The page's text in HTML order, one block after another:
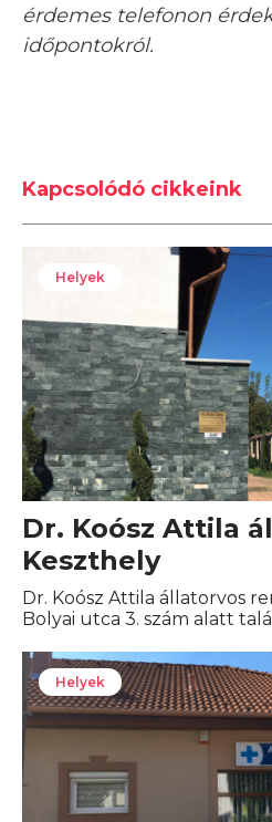
érdemes telefonon
időpontokról.
Kapcsolódó cikkeink
Helyek
Dr. Koósz Attila
Keszthely
Dr. Koósz Attila állatorvos
Bolyai utca 3. szám alatt
Helyek